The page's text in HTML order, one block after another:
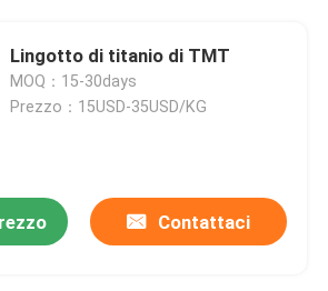
Lingotto di titanio di TMT
MOQ：15-30days
Prezzo：15USD-35USD/KG
Contattaci